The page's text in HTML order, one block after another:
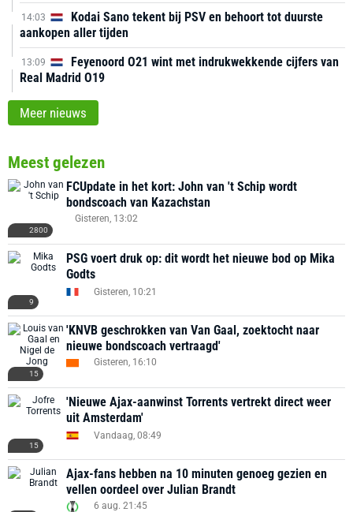
14:03
Kodai Sano tekent bij PSV en behoort tot duurste
aankopen aller tijden
13:09
Feyenoord O21 wint met indrukwekkende cijfers van
Real Madrid O19
Meer nieuws
Meest gelezen
2800
FCUpdate in het kort: John van 't Schip wordt
bondscoach van Kazachstan
Gisteren, 13:02
9
PSG voert druk op: dit wordt het nieuwe bod op Mika
Godts
Gisteren, 10:21
15
'KNVB geschrokken van Van Gaal, zoektocht naar
nieuwe bondscoach vertraagd'
Gisteren, 16:10
15
'Nieuwe Ajax-aanwinst Torrents vertrekt direct weer
uit Amsterdam'
Vandaag, 08:49
Ajax-fans hebben na 10 minuten genoeg gezien en
vellen oordeel over Julian Brandt
6 aug. 21:45